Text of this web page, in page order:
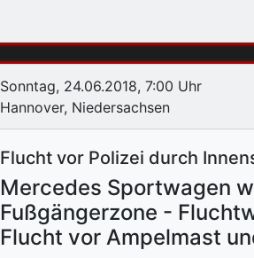
Sonntag, 24.06.2018, 7:00 Uhr
Hannover, Niedersachsen
Flucht vor Polizei durch
Mercedes Sportwagen
Fußgängerzone -
Flucht vor Ampelmast